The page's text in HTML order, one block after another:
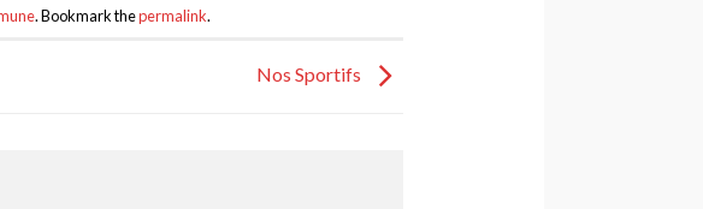
. Bookmark thepermalink.
Nos Sportifs